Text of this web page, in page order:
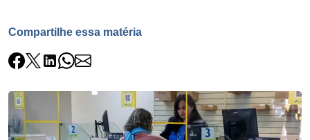
Compartilhe essa matéria